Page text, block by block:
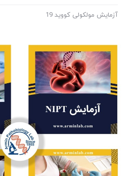
آزمایش مولکولی کووید 19